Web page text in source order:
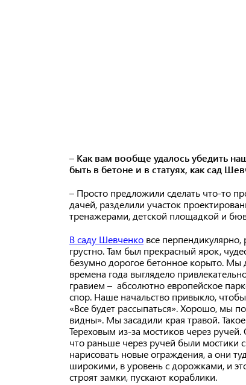
– Как вам вообще удалось убедить
быть в бетоне и в статуях, как сад
– Просто предложили сделать что-то
дачей, разделили участок
тренажерами, детской площадкой и
В саду Шевченко все перпендикулярно,
грустно. Там был прекрасный ярок,
безумно дорогое бетонное корыто. Мы
времена года выглядело
гравием – абсолютно европейское
спор. Наше начальство привыкло,
«Все будет рассыпаться». Хорошо, мы
видны». Мы засадили края травой.
Тереховым из-за мостиков через
что раньше через ручей были мостики
нарисовать новые ограждения, а они
широкими, в уровень с дорожками, и
строят замки, пускают кораблики.